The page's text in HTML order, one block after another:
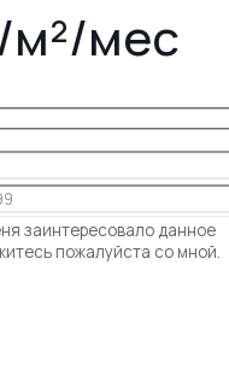
мес